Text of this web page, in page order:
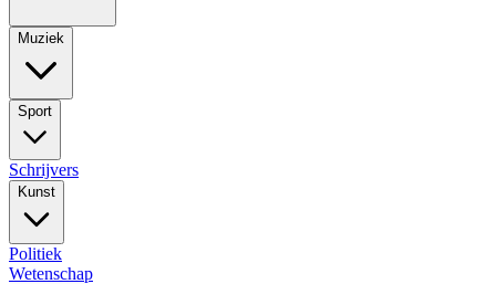
Muziek
Sport
Schrijvers
Kunst
Politiek
Wetenschap